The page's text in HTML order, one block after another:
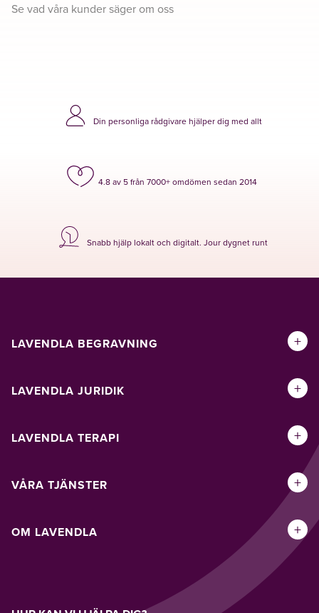
Se vad våra kunder säger om oss
Din personliga rådgivare hjälper dig med allt
4.8 av 5 från 7000+ omdömen sedan 2014
Snabb hjälp lokalt och digitalt. Jour dygnet runt
LAVENDLA BEGRAVNING +
LAVENDLA JURIDIK +
LAVENDLA TERAPI +
VÅRA TJÄNSTER +
OM LAVENDLA +